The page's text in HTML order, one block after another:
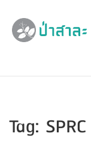
Tag: SPRC